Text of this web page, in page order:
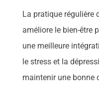
La pratique régulière
améliore le bien-être
une meilleure intégrati
le stress et la
maintenir une bonne